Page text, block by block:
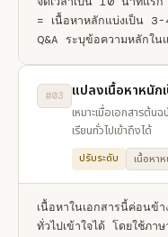
= เนื้อหาหลักแบ่งเป็น
Q&A ระบุข้อความหลัก
#03 แปลงเนื้อหาหนัก
เหมาะเมื่อเอกสารต้น
เรียนทั่วไปเข้าถึงได้
ปรับระดับ เนื้อหา
เนื้อหาในเอกสารนี้ค่อนข้า
ทั่วไปเข้าใจได้ โดยใช้ภ